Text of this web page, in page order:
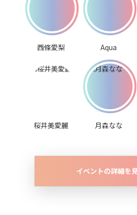
西條愛梨 Aqua
桜井美愛麗 月森なな
イベントの詳細を